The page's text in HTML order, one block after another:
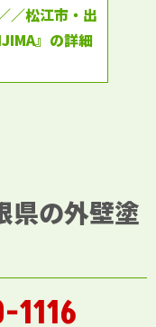
／松江市・出
』の詳細
県の外壁塗